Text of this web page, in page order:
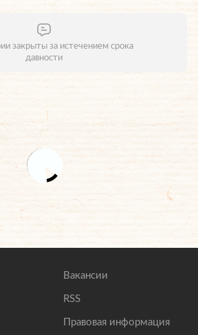
закрыты за истечением срока
давности
Вакансии
RSS
Правовая информация